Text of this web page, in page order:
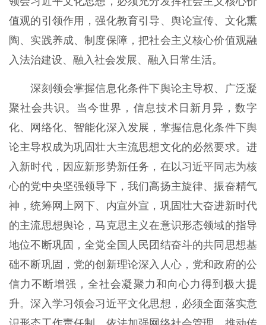
值观的引领作用，强化教育引导、舆论宣传、文化熏
陶、实践养成、制度保障，把社会主义核心价值观融
入法治建设、融入社会发展、融入日常生活。
深刻领会掌握信息化条件下舆论主导权、广泛凝
聚社会共识。当今世界，信息技术日新月异，数字
化、网络化、智能化深入发展，掌握信息化条件下舆
论主导权成为巩固壮大主流思想文化的必然要求。进
入新时代，因应新形势新任务，在以习近平同志为核
心的党中央坚强领导下，我们高扬主旋律、振奋精气
神，统筹网上网下、内宣外宣，巩固壮大奋进新时代
的主流思想舆论，马克思主义在意识形态领域的指导
地位不断巩固，全党全国人民团结奋斗的共同思想基
础不断巩固，党的创新理论深入人心，党和政府的公
信力不断增强，全社会凝聚力和向心力得到极大提
升。深入学习领会习近平文化思想，必须全面落实意